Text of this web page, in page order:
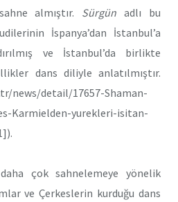
almıştır. Sürgün adlı bu
İspanya’dan İstanbul’a
ve İstanbul’da birlikte
dans diliyle anlatılmıştır.
news/detail/17657-Shaman-
Karmielden-yurekleri-isitan-
çok sahnelemeye yönelik
ve Çerkeslerin kurduğu dans